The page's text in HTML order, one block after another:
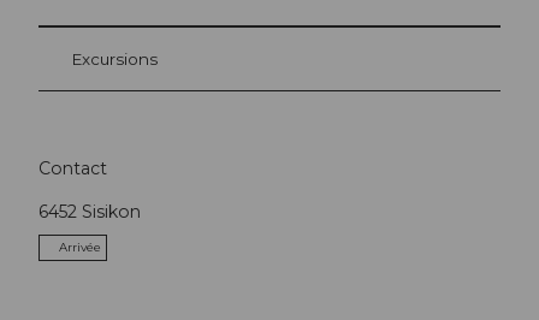
Excursions
Contact
6452 Sisikon
Arrivée